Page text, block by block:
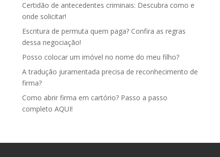
Certidão de antecedentes criminais: Descubra como e
onde solicitar!
Escritura de permuta quem paga? Confira as regras
dessa negociação!
Posso colocar um imóvel no nome do meu filho?
A tradução juramentada precisa de reconhecimento de
firma?
Como abrir firma em cartório? Passo a passo
completo AQUI!